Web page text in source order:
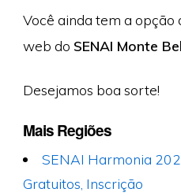
Você ainda tem a opção
web do SENAI Monte
Desejamos boa sorte!
Mais Regiões
SENAI Harmonia
Gratuitos, Inscrição